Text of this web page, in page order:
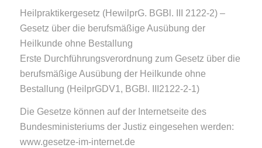
Heilpraktikergesetz (HewilprG. BGBl. III 2122-2) –
Gesetz über die berufsmäßige Ausübung der
Heilkunde ohne Bestallung
Erste Durchführungsverordnung zum Gesetz über die
berufsmäßige Ausübung der Heilkunde ohne
Bestallung (HeilprGDV1, BGBl. III2122-2-1)
Die Gesetze können auf der Internetseite des
Bundesministeriums der Justiz eingesehen werden:
www.gesetze-im-internet.de